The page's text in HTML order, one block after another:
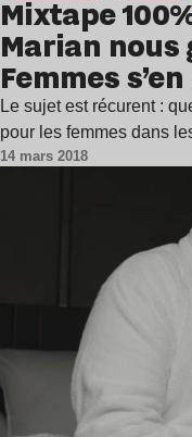
Mixtape
Marian nous
Femmes
Le sujet est récurent :
pour les femmes dans
14 mars 2018